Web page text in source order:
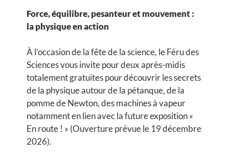
Force, équilibre, pesanteur et mouvement :
la physique en action
À l’occasion de la fête de la science, le Féru des
Sciences vous invite pour deux après-midis
totalement gratuites pour découvrir les secrets
de la physique autour de la pétanque, de la
pomme de Newton, des machines à vapeur
notamment en lien avec la future exposition «
En route ! » (Ouverture prévue le 19 décembre
2026).